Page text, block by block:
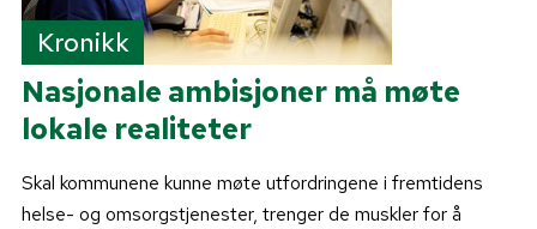
Kronikk
Nasjonale ambisjoner må møte
lokale realiteter
Skal kommunene kunne møte utfordringene i fremtidens
helse- og omsorgstjenester, trenger de muskler for å